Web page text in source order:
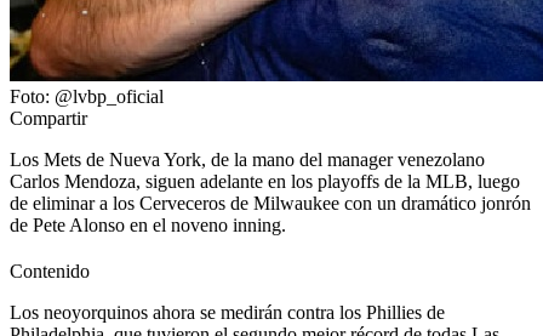
Foto: @lvbp_oficial
Compartir
Los Mets de Nueva York, de la mano del manager venezolano
Carlos Mendoza, siguen adelante en los playoffs de la MLB, luego
de eliminar a los Cerveceros de Milwaukee con un dramático jonrón
de Pete Alonso en el noveno inning.
Contenido
Los neoyorquinos ahora se medirán contra los Phillies de